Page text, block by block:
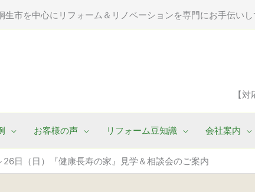
生市を中心にリフォーム＆リノベーションを専門にお手伝い
【
お客様の声 リフォーム豆知識 会社案内
日（日）『健康長寿の家』見学＆相談会のご案内